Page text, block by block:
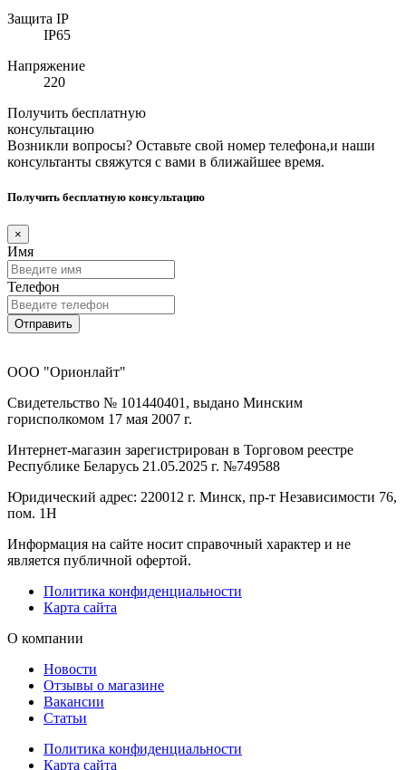
Защита IP
IP65
Напряжение
220
Получить бесплатную
консультацию
Возникли вопросы? Оставьте свой номер телефона,и наши
консультанты свяжутся с вами в ближайшее время.
Получить бесплатную консультацию
×
Имя
Телефон
Отправить
ООО "Орионлайт"
Свидетельство № 101440401, выдано Минским
горисполкомом 17 мая 2007 г.
Интернет-магазин зарегистрирован в Торговом реестре
Республике Беларусь 21.05.2025 г. №749588
Юридический адрес: 220012 г. Минск, пр-т Независимости 76,
пом. 1Н
Информация на сайте носит справочный характер и не
является публичной офертой.
Политика конфиденциальности
Карта сайта
О компании
Новости
Отзывы о магазине
Вакансии
Статьи
Политика конфиденциальности
Карта сайта